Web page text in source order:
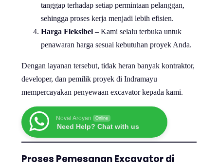
tanggap terhadap setiap permintaan pelanggan,
sehingga proses kerja menjadi lebih efisien.
Harga Fleksibel – Kami selalu terbuka untuk
penawaran harga sesuai kebutuhan proyek Anda.
Dengan layanan tersebut, tidak heran banyak kontraktor,
developer, dan pemilik proyek di Indramayu
mempercayakan penyewaan excavator kepada kami.
Noval Aroyan Online
Need Help? Chat with us
Proses Pemesanan Excavator di